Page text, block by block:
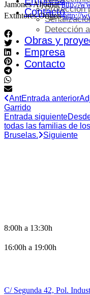
ContactoProtección
Detección
Obras y
Empresa
Contacto
Jamones Aljomarhttp://
Extintores Origenhttp://
AntEntrada anterior
Garrido
Entrada siguiente
todas las familias de
Bruselas.
Siguiente
8:00h a 13:30h
16:00h a 19:00h
C/ Segunda 42, Pol.